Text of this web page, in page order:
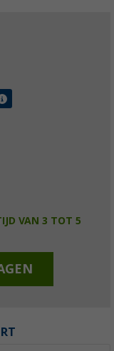
VAN 3 TOT 5